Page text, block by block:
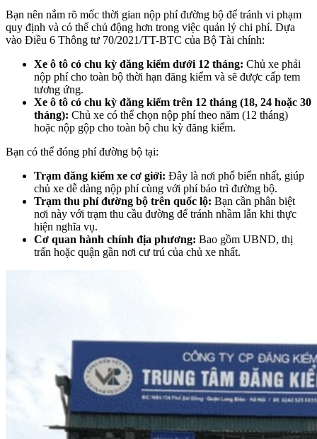
Bạn nên nắm rõ mốc thời gian nộp phí đường bộ để tránh vi phạm
quy định và có thể chủ động hơn trong việc quản lý chi phí. Dựa
vào Điều 6 Thông tư 70/2021/TT-BTC của Bộ Tài chính:
Xe ô tô có chu kỳ đăng kiểm dưới 12 tháng: Chủ xe phải
nộp phí cho toàn bộ thời hạn đăng kiểm và sẽ được cấp tem
tương ứng.
Xe ô tô có chu kỳ đăng kiểm trên 12 tháng (18, 24 hoặc 30
tháng): Chủ xe có thể chọn nộp phí theo năm (12 tháng)
hoặc nộp gộp cho toàn bộ chu kỳ đăng kiểm.
Bạn có thể đóng phí đường bộ tại:
Trạm đăng kiểm xe cơ giới: Đây là nơi phổ biến nhất, giúp
chủ xe dễ dàng nộp phí cùng với phí bảo trì đường bộ.
Trạm thu phí đường bộ trên quốc lộ: Bạn cần phân biệt
nơi này với trạm thu cầu đường để tránh nhầm lẫn khi thực
hiện nghĩa vụ.
Cơ quan hành chính địa phương: Bao gồm UBND, thị
trấn hoặc quận gần nơi cư trú của chủ xe nhất.